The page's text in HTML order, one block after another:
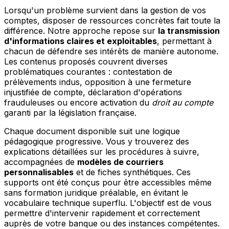
Lorsqu'un problème survient dans la gestion de vos
comptes, disposer de ressources concrètes fait toute la
différence. Notre approche repose sur la transmission
d'informations claires et exploitables, permettant à
chacun de défendre ses intérêts de manière autonome.
Les contenus proposés couvrent diverses
problématiques courantes : contestation de
prélèvements indus, opposition à une fermeture
injustifiée de compte, déclaration d'opérations
frauduleuses ou encore activation du droit au compte
garanti par la législation française.
Chaque document disponible suit une logique
pédagogique progressive. Vous y trouverez des
explications détaillées sur les procédures à suivre,
accompagnées de modèles de courriers
personnalisables et de fiches synthétiques. Ces
supports ont été conçus pour être accessibles même
sans formation juridique préalable, en évitant le
vocabulaire technique superflu. L'objectif est de vous
permettre d'intervenir rapidement et correctement
auprès de votre banque ou des instances compétentes.